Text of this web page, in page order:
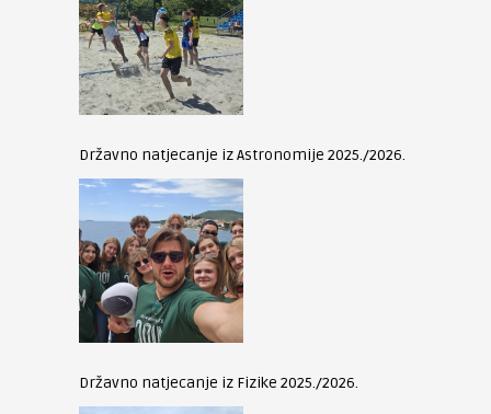
Državno natjecanje iz Astronomije 2025./2026.
Državno natjecanje iz Fizike 2025./2026.